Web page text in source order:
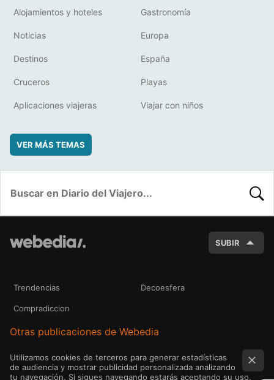
Alojamientos y hoteles Gastronomía
Noticias Europa
Destinos España
Cruceros Playas
Aplicaciones viajeras Viajar con niños
VER MÁS TEMAS
SUBIR
Trendencias Decoesfera
Compradiccion
Otras publicaciones de Webedia
Utilizamos cookies de terceros para generar estadísticas
de audiencia y mostrar publicidad personalizada analizando
tu navegación. Si sigues navegando estarás aceptando su uso.